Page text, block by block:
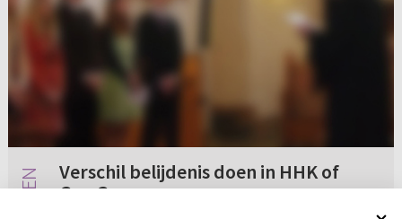
Verschil belijdenis doen in HHK of
Ger. Gem.